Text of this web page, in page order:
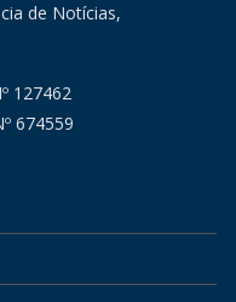
de Notícias,
127462
674559